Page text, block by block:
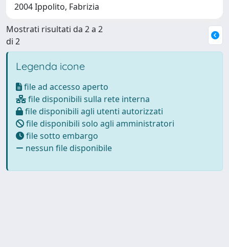
2004 Ippolito, Fabrizia
Mostrati risultati da 2 a 2
di 2
Legenda icone
file ad accesso aperto
file disponibili sulla rete interna
file disponibili agli utenti autorizzati
file disponibili solo agli amministratori
file sotto embargo
nessun file disponibile